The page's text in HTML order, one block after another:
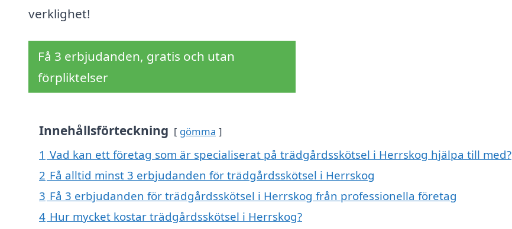
verklighet!
Få 3 erbjudanden, gratis och utan
förpliktelser
Innehållsförteckning gömma
1 Vad kan ett företag som är specialiserat på trädgårdsskötsel i Herrskog hjälpa till med?
2 Få alltid minst 3 erbjudanden för trädgårdsskötsel i Herrskog
3 Få 3 erbjudanden för trädgårdsskötsel i Herrskog från professionella företag
4 Hur mycket kostar trädgårdsskötsel i Herrskog?